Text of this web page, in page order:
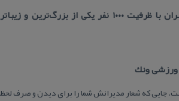
این كافه رستوران دارای فضای باز بسیار زیبایی می باشد. كافه رستوران چای باغ تهران با ظرفیت ۱۰۰۰ نفر یكی از
جایی كه شعار مدیرانش شما را برای دیدن و صرف